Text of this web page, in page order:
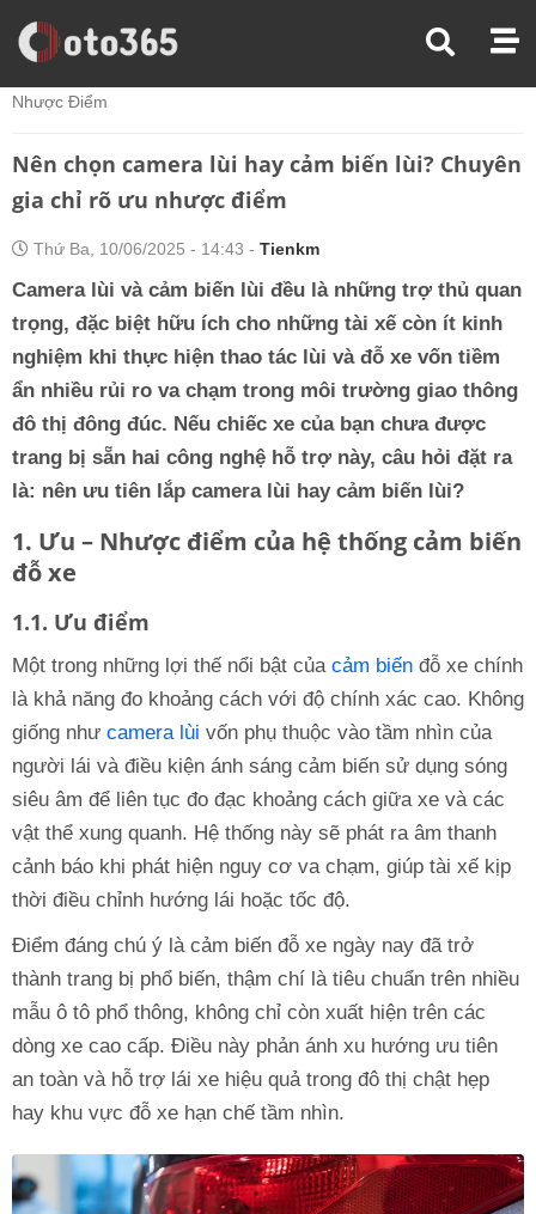
Trang Chủ
Kiến Thức Xe
Nhược Điểm
Nên chọn camera lùi hay cảm biến lùi? Chuyên
gia chỉ rõ ưu nhược điểm
Thứ Ba, 10/06/2025 - 14:43 - Tienkm
Camera lùi và cảm biến lùi đều là những trợ thủ quan
trọng, đặc biệt hữu ích cho những tài xế còn ít kinh
nghiệm khi thực hiện thao tác lùi và đỗ xe vốn tiềm
ẩn nhiều rủi ro va chạm trong môi trường giao thông
đô thị đông đúc. Nếu chiếc xe của bạn chưa được
trang bị sẵn hai công nghệ hỗ trợ này, câu hỏi đặt ra
là: nên ưu tiên lắp camera lùi hay cảm biến lùi?
1. Ưu – Nhược điểm của hệ thống cảm biến
đỗ xe
1.1. Ưu điểm
Một trong những lợi thế nổi bật của cảm biến đỗ xe chính
là khả năng đo khoảng cách với độ chính xác cao. Không
giống như camera lùi vốn phụ thuộc vào tầm nhìn của
người lái và điều kiện ánh sáng cảm biến sử dụng sóng
siêu âm để liên tục đo đạc khoảng cách giữa xe và các
vật thể xung quanh. Hệ thống này sẽ phát ra âm thanh
cảnh báo khi phát hiện nguy cơ va chạm, giúp tài xế kịp
thời điều chỉnh hướng lái hoặc tốc độ.
Điểm đáng chú ý là cảm biến đỗ xe ngày nay đã trở
thành trang bị phổ biến, thậm chí là tiêu chuẩn trên nhiều
mẫu ô tô phổ thông, không chỉ còn xuất hiện trên các
dòng xe cao cấp. Điều này phản ánh xu hướng ưu tiên
an toàn và hỗ trợ lái xe hiệu quả trong đô thị chật hẹp
hay khu vực đỗ xe hạn chế tầm nhìn.